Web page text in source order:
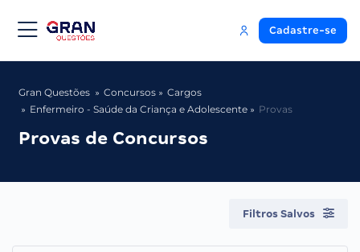
Cadastre-se
Gran Questões Concursos
Cargos
Enfermeiro - Saúde da Criança e Adolescente
Provas
Provas de Concursos
Filtros Salvos